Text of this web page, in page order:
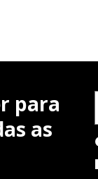
para
as